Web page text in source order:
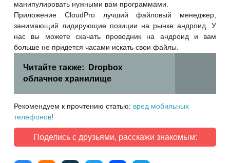
манипулировать нужными вам программами.
Приложение CloudPro лучший файловый менеджер,
занимающий лидирующие позиции на рынке андроид. У
нас вы можете скачать проводник на андроид и вам
больше не придется часами искать свои файлы.
Читайте также:
Dropbox
облачное хранилище
Рекомендуем к прочтению статью: вред мобильных
телефонов!
Поделись с друзьями, расскажи знакомым: